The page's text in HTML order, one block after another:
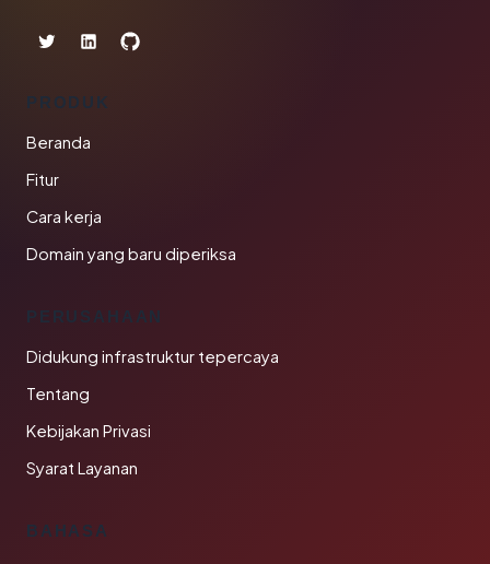
PRODUK
Beranda
Fitur
Cara kerja
Domain yang baru diperiksa
PERUSAHAAN
Didukung infrastruktur tepercaya
Tentang
Kebijakan Privasi
Syarat Layanan
BAHASA